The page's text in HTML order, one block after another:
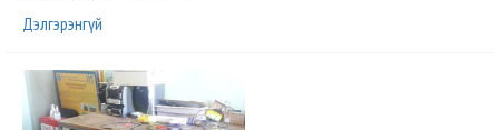
Дэлгэрэнгүй